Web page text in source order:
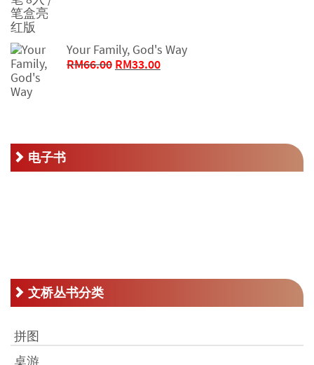
RM16.00。
Your Family, God's Way
RM66.00 原
RM33.00当
RM33.00。
电子书
文桥丛书分类
拼图
桌游